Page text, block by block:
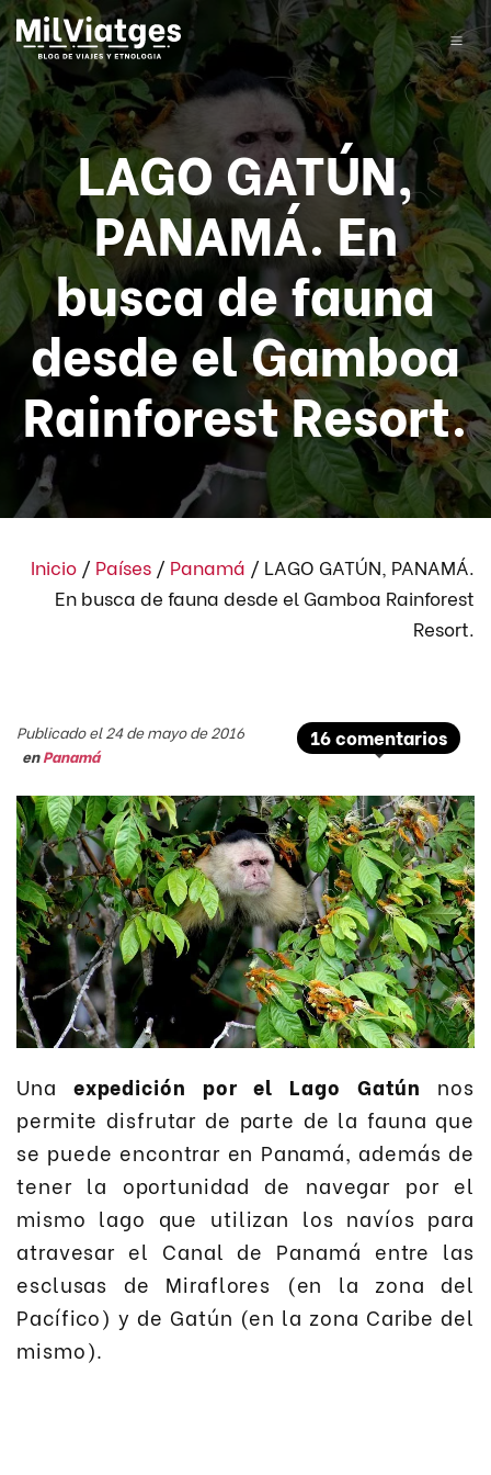
LAGO GATÚN,
PANAMÁ. En
busca de fauna
desde el Gamboa
Rainforest Resort.
Inicio / Países / Panamá / LAGO GATÚN, PANAMÁ.
En busca de fauna desde el Gamboa Rainforest
Resort.
16 comentarios
Publicado el 24 de mayo de 2016
enPanamá
Una expedición por el Lago Gatún nos
permite disfrutar de parte de la fauna que
se puede encontrar en Panamá, además de
tener la oportunidad de navegar por el
mismo lago que utilizan los navíos para
atravesar el Canal de Panamá entre las
esclusas de Miraflores (en la zona del
Pacífico) y de Gatún (en la zona Caribe del
mismo).